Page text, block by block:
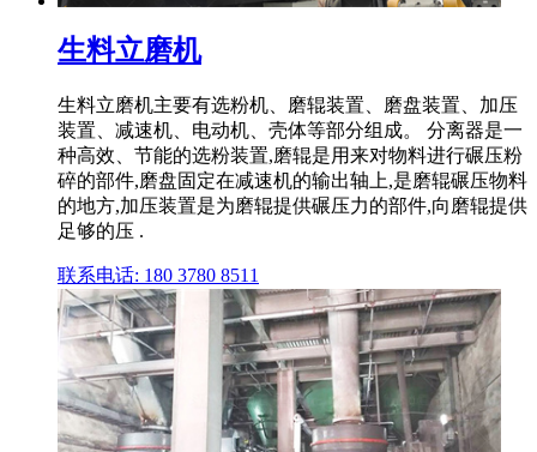
生料立磨机
生料立磨机主要有选粉机、磨辊装置、磨盘装置、加压
装置、减速机、电动机、壳体等部分组成。 分离器是一
种高效、节能的选粉装置,磨辊是用来对物料进行碾压粉
碎的部件,磨盘固定在减速机的输出轴上,是磨辊碾压物料
的地方,加压装置是为磨辊提供碾压力的部件,向磨辊提供
足够的压 .
联系电话: 180 3780 8511